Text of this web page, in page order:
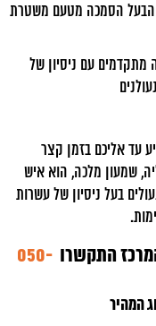
הבעל הסמכה מטעם משטרת
מתקדמים עם ניסיון של
עד אליכם בזמן קצר
שמעון מלכה, הוא איש
בעל ניסיון של עשרות
התקשרו 050-
המהיר